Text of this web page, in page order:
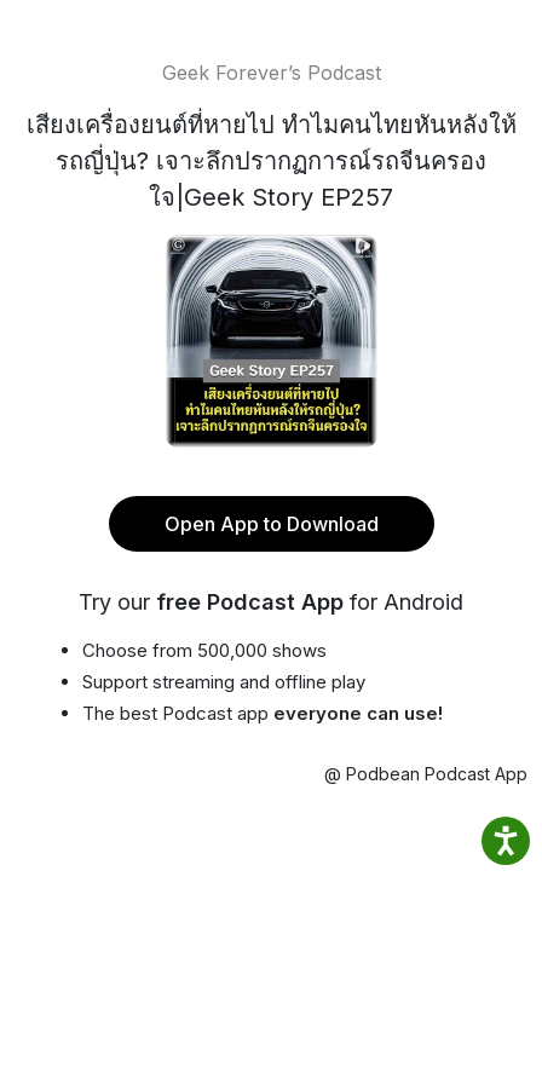
Geek Forever’s Podcast
เสียงเครื่องยนต์ที่หายไป ทำไมคนไทยหันหลังให้
รถญี่ปุ่น? เจาะลึกปรากฏการณ์รถจีนครอง
ใจ|Geek Story EP257
Open App to Download
Try our free Podcast App for Android
Choose from 500,000 shows
Support streaming and offline play
The best Podcast app everyone can use!
@ Podbean Podcast App